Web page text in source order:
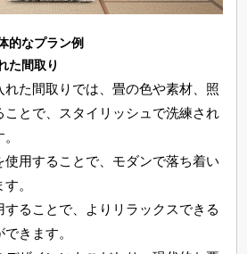
的なプラン例
た間取り
た間取りでは、畳の色や素材、照
ことで、スタイリッシュで洗練され
用することで、モダンで落ち着い
。
することで、よりリラックスできる
きます。